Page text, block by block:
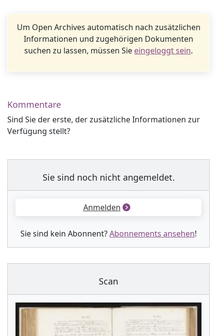
Um Open Archives automatisch nach zusätzlichen
Informationen und zugehörigen Dokumenten
suchen zu lassen, müssen Sie eingeloggt sein.
Kommentare
Sind Sie der erste, der zusätzliche Informationen zur
Verfügung stellt?
Sie sind noch nicht angemeldet.
Anmelden
Sie sind kein Abonnent?Abonnements ansehen!
Scan